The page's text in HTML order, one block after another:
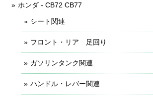
ホンダ - CB72 CB77
シート関連
フロント・リア 足回り
ガソリンタンク関連
ハンドル・レバー関連